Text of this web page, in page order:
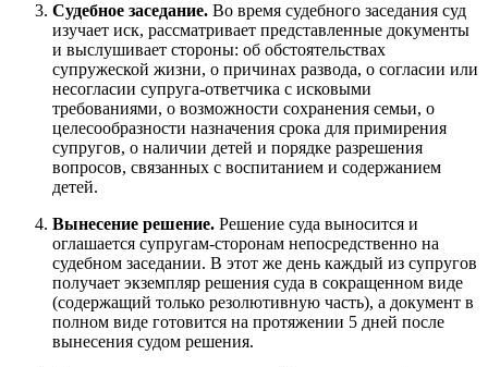
Судебное заседание. Во время судебного заседания суд
изучает иск, рассматривает представленные документы
и выслушивает стороны: об обстоятельствах
супружеской жизни, о причинах развода, о согласии или
несогласии супруга-ответчика с исковыми
требованиями, о возможности сохранения семьи, о
целесообразности назначения срока для примирения
супругов, о наличии детей и порядке разрешения
вопросов, связанных с воспитанием и содержанием
детей.
Вынесение решение. Решение суда выносится и
оглашается супругам-сторонам непосредственно на
судебном заседании. В этот же день каждый из супругов
получает экземпляр решения суда в сокращенном виде
(содержащий только резолютивную часть), а документ в
полном виде готовится на протяжении 5 дней после
вынесения судом решения.